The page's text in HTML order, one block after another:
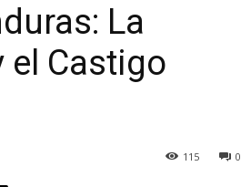
La
el Castigo
0
115